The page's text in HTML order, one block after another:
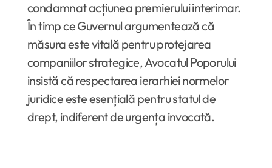
condamnat acțiunea premierului interimar.
În timp ce Guvernul argumentează că
măsura este vitală pentru protejarea
companiilor strategice, Avocatul Poporului
insistă că respectarea ierarhiei normelor
juridice este esențială pentru statul de
drept, indiferent de urgența invocată.